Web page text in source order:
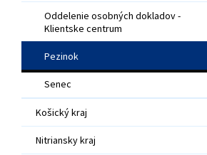
Oddelenie osobných dokladov -
Klientske centrum
Pezinok
Senec
Košický kraj
Nitriansky kraj